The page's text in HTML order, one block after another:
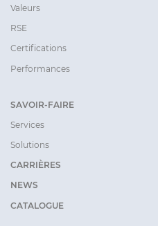
Valeurs
RSE
Certifications
Performances
SAVOIR-FAIRE
Services
Solutions
CARRIÈRES
NEWS
CATALOGUE